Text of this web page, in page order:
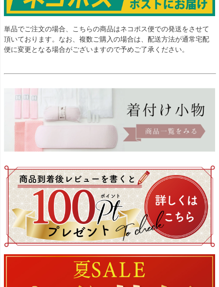
単品でご注文の場合、こちらの商品はネコポス便での発送をさせて
頂いております。なお、複数ご購入の場合は、配送方法が通常宅配
便に変更となる場合がございますので予めご了承ください。